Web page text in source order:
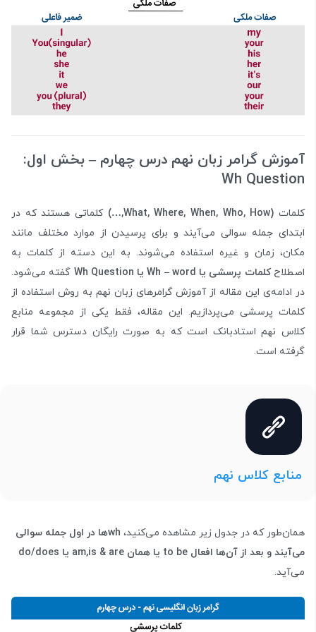
آموزش گرامر زبان نهم درس چهارم – بخش اول:
Wh Question
کلمات(
What, Where, When, Who, How,
…
)کلماتی هستند که در
ابتدای جمله سوالی می‌آیند و برای پرسیدن از موارد مختلف مانند
مکان، زمان و غیره استفاده می‌شوند. به این دسته از کلمات به
اصطلاحکلمات پرسشی یا Wh –word یا Wh Question گفته می‌شود.
در ادامه‌ی این مقاله از آموزش گرامرهای زبان نهم به روش استفاده از
کلمات پرسشی می‌پردازیم. این مقاله، فقط یکی از مجموعه منابع
کلاس نهم استادبانک است که به صورت رایگان دسترس شما قرار
گرفته است.
منابع کلاس نهم
همان‌طور که در جدول زیر مشاهده می‌کنید،
whها در اول جمله سوالی
می‌آیند و بعد از آن‌ها افعال to be یا همان am,is & are یا do/does
می‌آید.